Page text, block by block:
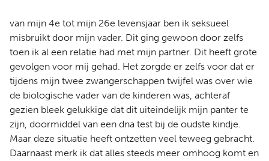
van mijn 4e tot mijn 26e levensjaar ben ik seksueel
misbruikt door mijn vader. Dit ging gewoon door zelfs
toen ik al een relatie had met mijn partner. Dit heeft grote
gevolgen voor mij gehad. Het zorgde er zelfs voor dat er
tijdens mijn twee zwangerschappen twijfel was over wie
de biologische vader van de kinderen was, achteraf
gezien bleek gelukkige dat dit uiteindelijk mijn panter te
zijn, doormiddel van een dna test bij de oudste kindje.
Maar deze situatie heeft ontzetten veel teweeg gebracht.
Daarnaast merk ik dat alles steeds meer omhoog komt en